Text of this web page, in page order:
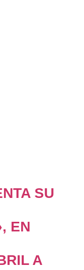
SU
EN
A